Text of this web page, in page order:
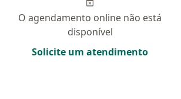
O agendamento online não está
disponível
Solicite um atendimento